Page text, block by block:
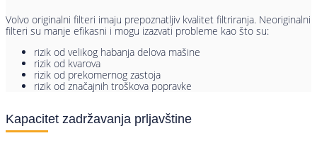
Volvo originalni filteri imaju prepoznatljiv kvalitet filtriranja. Neoriginalni
filteri su manje efikasni i mogu izazvati probleme kao što su:
rizik od velikog habanja delova mašine
rizik od kvarova
rizik od prekomernog zastoja
rizik od značajnih troškova popravke
Kapacitet zadržavanja prljavštine